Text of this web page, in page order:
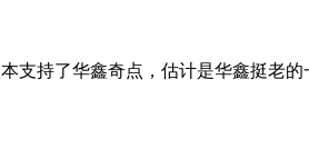
支持了华鑫奇点，估计是华鑫挺老